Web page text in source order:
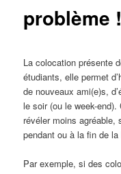
problème !
La colocation présente
étudiants, elle permet
de nouveaux ami(e)s,
le soir (ou le week-
révéler moins
pendant ou à la fin de
Par exemple, si des